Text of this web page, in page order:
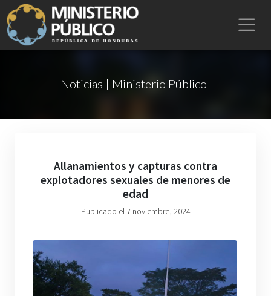
Noticias | Ministerio Público
Allanamientos y capturas contra
explotadores sexuales de menores de
edad
Publicado el 7 noviembre, 2024